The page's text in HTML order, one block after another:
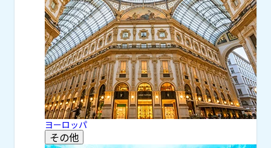
ヨーロッパ
その他